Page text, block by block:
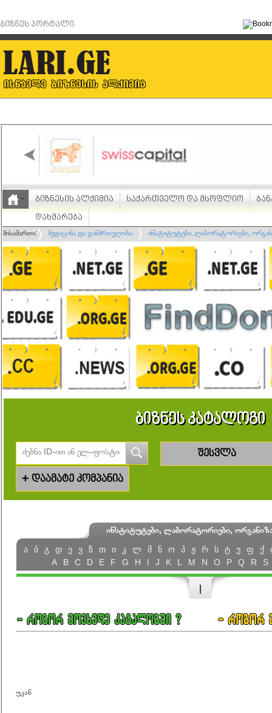
ბიზნეს პორტალი
ბიზნესის ალქიმია საქართველო და მსოფლიო
დახმარება
მისამართი: მედიცინა და ჯანმრთელობა ინსტიტუტები, ლაბორატორიები,
ბიზნეს კატალოგი
შესვლა
+ დაამატე კომპანია
ინსტიტუტები, ლაბორატორიები,
ა
ბ გ დ ე ვ ზ თ ი კ ლ მ ნ ო პ ჟ რ ს ტ უ ფ ქ
A
B C D E F G H I J K L M N O P Q R S
I
უკან